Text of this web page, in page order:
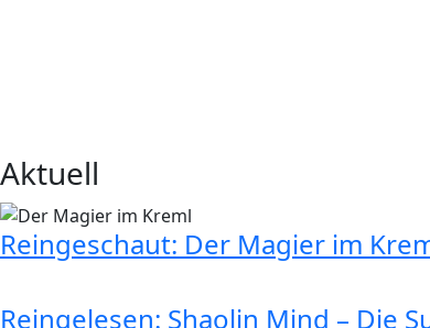
Aktuell
Reingeschaut: Der Magier im
Reingelesen: Shaolin Mind – Die